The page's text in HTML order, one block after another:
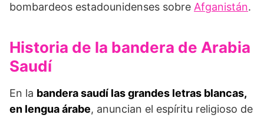
bombardeos estadounidenses sobre Afganistán.
Historia de la bandera de Arabia
Saudí
En la bandera saudí las grandes letras blancas,
en lengua árabe, anuncian el espíritu religioso de